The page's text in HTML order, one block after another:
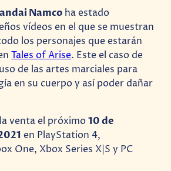
Namco ha estado
vídeos en el que se muestran
los personajes que estarán
Tales of Arise. Este el caso de
de las artes marciales para
en su cuerpo y así poder dañar
venta el próximo10 de
en PlayStation 4,
One, Xbox Series X|S y PC